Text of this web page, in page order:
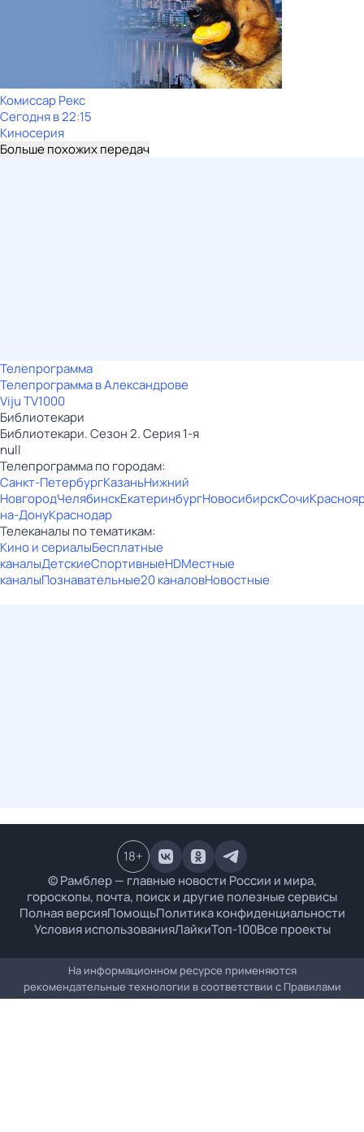
Комиссар Рекс
Сегодня в 22:15
Киносерия
Больше похожих передач
Телепрограмма
Телепрограмма в Александрове
Viju TV1000
Библиотекари
Библиотекари. Сезон 2. Серия 1-я
null
Телепрограмма по городам:
Санкт-ПетербургКазаньНижний
НовгородЧелябинскЕкатеринбургНовосибирскСочи
на-ДонуКраснодар
Телеканалы по тематикам:
Кино и сериалыБесплатные
каналыДетскиеСпортивныеHDМестные
каналыПознавательные20 каналовНовостные
© Рамблер — главные новости России и мира,
гороскопы, почта, поиск и другие полезные сервисы
Полная версияПомощьПолитика конфиденциальности
Условия использованияЛайкиТоп-100Все проекты
18+
На информационном ресурсе применяются
рекомендательные технологии в соответствии с Правилами